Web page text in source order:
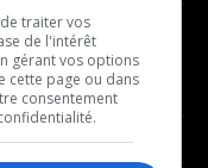
franco
récemment
traiter vos
de l'intérêt
gérant vos options
cette page ou dans
consentement